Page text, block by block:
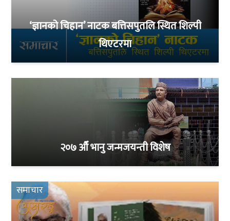
‘ज्ञानको चिहान’ नाटक बत्तिसपुतलि स्थित शिल्पी
थिएटरमा
२०७ औँ भानु जन्मजयन्ती विशेष
समाचार